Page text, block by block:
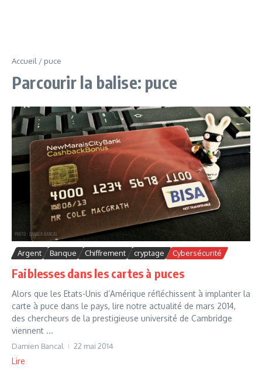
Accueil / puce
Parcourir la balise: puce
Argent Banque Chiffrement cryptage Cybersécurité
Faiblesses dans les cartes à puces
Alors que les Etats-Unis d’Amérique réfléchissent à implanter la
carte à puce dans le pays, lire notre actualité de mars 2014,
des chercheurs de la prestigieuse université de Cambridge
viennent ...
Damien Bancal 22 mai 2014
Lire